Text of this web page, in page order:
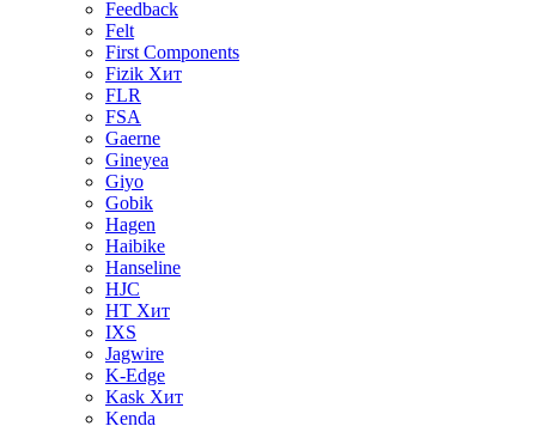
Feedback
Felt
First Components
Fizik Хит
FLR
FSA
Gaerne
Gineyea
Giyo
Gobik
Hagen
Haibike
Hanseline
HJC
HT Хит
IXS
Jagwire
K-Edge
Kask Хит
Kenda